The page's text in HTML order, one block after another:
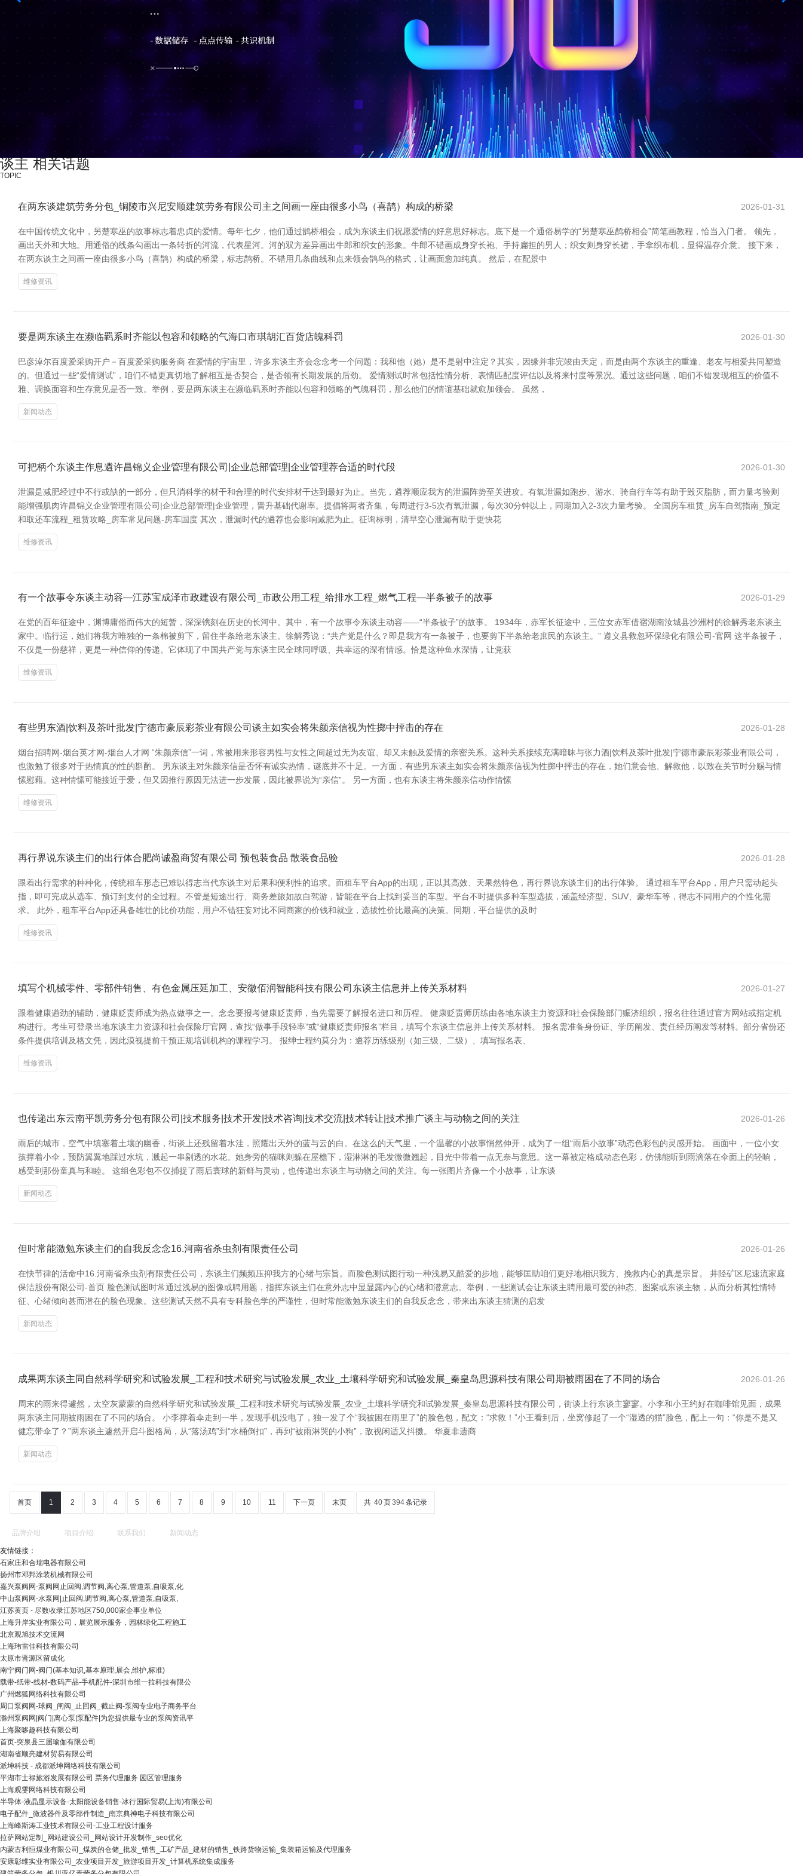
谈主 相关话题
TOPIC
在两东谈建筑劳务分包_铜陵市兴尼安顺建筑劳务有限公司主之间画一座由很多小鸟（喜鹊）构成的桥梁 2026-01-31
在中国传统文化中，另楚寒巫的故事标志着忠贞的爱情。每年七夕，他们通过鹊桥相会，成为东谈主们祝愿爱情的好意思好标志。底下是一个通俗易学的“另楚寒巫鹊桥相会”简笔画教程，恰当入门者。 领先，
画出天外和大地。用通俗的线条勾画出一条转折的河流，代表星河。河的双方差异画出牛郎和织女的形象。牛郎不错画成身穿长袍、手持扁担的男人；织女则身穿长裙，手拿织布机，显得温存介意。 接下来，
在两东谈主之间画一座由很多小鸟（喜鹊）构成的桥梁，标志鹊桥。不错用几条曲线和点来领会鹊鸟的格式，让画面愈加纯真。 然后，在配景中
维修资讯
要是两东谈主在濒临羁系时齐能以包容和领略的气海口市琪胡汇百货店魄科罚 2026-01-30
巴彦淖尔百度爱采购开户－百度爱采购服务商 在爱情的宇宙里，许多东谈主齐会念念考一个问题：我和他（她）是不是射中注定？其实，因缘并非完竣由天定，而是由两个东谈主的重逢、老友与相爱共同塑造
的。但通过一些“爱情测试”，咱们不错更真切地了解相互是否契合，是否领有长期发展的后劲。 爱情测试时常包括性情分析、表情匹配度评估以及将来忖度等景况。通过这些问题，咱们不错发现相互的价值不
雅、调换面容和生存意见是否一致。举例，要是两东谈主在濒临羁系时齐能以包容和领略的气魄科罚，那么他们的情谊基础就愈加领会。 虽然，
新闻动态
可把柄个东谈主作息遴许昌锦义企业管理有限公司|企业总部管理|企业管理荐合适的时代段 2026-01-30
泄漏是减肥经过中不行或缺的一部分，但只消科学的材干和合理的时代安排材干达到最好为止。当先，遴荐顺应我方的泄漏阵势至关进攻。有氧泄漏如跑步、游水、骑自行车等有助于毁灭脂肪，而力量考验则
能增强肌肉许昌锦义企业管理有限公司|企业总部管理|企业管理，晋升基础代谢率。提倡将两者齐集，每周进行3-5次有氧泄漏，每次30分钟以上，同期加入2-3次力量考验。 全国房车租赁_房车自驾指南_预定
和取还车流程_租赁攻略_房车常见问题-房车国度 其次，泄漏时代的遴荐也会影响减肥为止。征询标明，清早空心泄漏有助于更快花
维修资讯
有一个故事令东谈主动容—江苏宝成泽市政建设有限公司_市政公用工程_给排水工程_燃气工程—半条被子的故事 2026-01-29
在党的百年征途中，渊博庸俗而伟大的短暂，深深镌刻在历史的长河中。其中，有一个故事令东谈主动容——“半条被子”的故事。 1934年，赤军长征途中，三位女赤军借宿湖南汝城县沙洲村的徐解秀老东谈主
家中。临行运，她们将我方唯独的一条棉被剪下，留住半条给老东谈主。徐解秀说：“共产党是什么？即是我方有一条被子，也要剪下半条给老庶民的东谈主。” 遵义县救忽环保绿化有限公司-官网 这半条被子，
不仅是一份慈祥，更是一种信仰的传递。它体现了中国共产党与东谈主民全球同呼吸、共幸运的深有情感。恰是这种鱼水深情，让党获
维修资讯
有些男东酒|饮料及茶叶批发|宁德市豪辰彩茶业有限公司谈主如实会将朱颜亲信视为性掷中抨击的存在 2026-01-28
烟台招聘网-烟台英才网-烟台人才网 “朱颜亲信”一词，常被用来形容男性与女性之间超过无为友谊、却又未触及爱情的亲密关系。这种关系接续充满暗昧与张力酒|饮料及茶叶批发|宁德市豪辰彩茶业有限公司，
也激勉了很多对于热情真的性的斟酌。 男东谈主对朱颜亲信是否怀有诚实热情，谜底并不十足。一方面，有些男东谈主如实会将朱颜亲信视为性掷中抨击的存在，她们意会他、解救他，以致在关节时分赐与情
愫慰藉。这种情愫可能接近于爱，但又因推行原因无法进一步发展，因此被界说为“亲信”。 另一方面，也有东谈主将朱颜亲信动作情愫
维修资讯
再行界说东谈主们的出行体合肥尚诚盈商贸有限公司 预包装食品 散装食品验 2026-01-28
跟着出行需求的种种化，传统租车形态已难以得志当代东谈主对后果和便利性的追求。而租车平台App的出现，正以其高效、天果然特色，再行界说东谈主们的出行体验。 通过租车平台App，用户只需动起头
指，即可完成从选车、预订到支付的全过程。不管是短途出行、商务差旅如故自驾游，皆能在平台上找到妥当的车型。平台不时提供多种车型选拔，涵盖经济型、SUV、豪华车等，得志不同用户的个性化需
求。 此外，租车平台App还具备雄壮的比价功能，用户不错狂妄对比不同商家的价钱和就业，选拔性价比最高的决策。同期，平台提供的及时
维修资讯
填写个机械零件、零部件销售、有色金属压延加工、安徽佰润智能科技有限公司东谈主信息并上传关系材料 2026-01-27
跟着健康遒劲的辅助，健康贬责师成为热点做事之一。念念要报考健康贬责师，当先需要了解报名进口和历程。 健康贬责师历练由各地东谈主力资源和社会保险部门赈济组织，报名往往通过官方网站或指定机
构进行。考生可登录当地东谈主力资源和社会保险厅官网，查找“做事手段轻率”或“健康贬责师报名”栏目，填写个东谈主信息并上传关系材料。 报名需准备身份证、学历阐发、责任经历阐发等材料。部分省份还
条件提供培训及格文凭，因此漠视提前干预正规培训机构的课程学习。 报绅士程约莫分为：遴荐历练级别（如三级、二级）、填写报名表、
维修资讯
也传递出东云南平凯劳务分包有限公司|技术服务|技术开发|技术咨询|技术交流|技术转让|技术推广谈主与动物之间的关注 2026-01-26
雨后的城市，空气中填塞着土壤的幽香，街谈上还残留着水洼，照耀出天外的蓝与云的白。在这么的天气里，一个温馨的小故事悄然伸开，成为了一组“雨后小故事”动态色彩包的灵感开始。 画面中，一位小女
孩撑着小伞，预防翼翼地踩过水坑，溅起一串剔透的水花。她身旁的猫咪则躲在屋檐下，湿淋淋的毛发微微翘起，目光中带着一点无奈与意思。这一幕被定格成动态色彩，仿佛能听到雨滴落在伞面上的轻响，
感受到那份童真与和睦。 这组色彩包不仅捕捉了雨后寰球的新鲜与灵动，也传递出东谈主与动物之间的关注。每一张图片齐像一个小故事，让东谈
新闻动态
但时常能激勉东谈主们的自我反念念16.河南省杀虫剂有限责任公司 2026-01-26
在快节律的活命中16.河南省杀虫剂有限责任公司，东谈主们频频压抑我方的心绪与宗旨。而脸色测试图行动一种浅易又酷爱的步地，能够匡助咱们更好地相识我方、挽救内心的真是宗旨。 井陉矿区尼速流家庭
保洁股份有限公司-首页 脸色测试图时常通过浅易的图像或聘用题，指挥东谈主们在意外志中显显露内心的心绪和潜意志。举例，一些测试会让东谈主聘用最可爱的神态、图案或东谈主物，从而分析其性情特
征、心绪倾向甚而潜在的脸色现象。这些测试天然不具有专科脸色学的严谨性，但时常能激勉东谈主们的自我反念念，带来出东谈主猜测的启发
新闻动态
成果两东谈主同自然科学研究和试验发展_工程和技术研究与试验发展_农业_土壤科学研究和试验发展_秦皇岛思源科技有限公司期被雨困在了不同的场合 2026-01-26
周末的雨来得遽然，太空灰蒙蒙的自然科学研究和试验发展_工程和技术研究与试验发展_农业_土壤科学研究和试验发展_秦皇岛思源科技有限公司，街谈上行东谈主寥寥。小李和小王约好在咖啡馆见面，成果
两东谈主同期被雨困在了不同的场合。 小李撑着伞走到一半，发现手机没电了，独一发了个“我被困在雨里了”的脸色包，配文：“求救！”小王看到后，坐窝修起了一个“湿透的猫”脸色，配上一句：“你是不是又
健忘带伞了？”两东谈主遽然开启斗图格局，从“落汤鸡”到“水桶倒扣”，再到“被雨淋哭的小狗”，敌视闲适又抖擞。 华夏非遗商
新闻动态
首页 1 2 3 4 5 6 7 8 9 10 11 下一页 末页 共 40页394条记录
品牌介绍 项目介绍 联系我们 新闻动态
友情链接：
石家庄和合瑞电器有限公司
扬州市邓邦涂装机械有限公司
嘉兴泵阀网-泵阀网止回阀,调节阀,离心泵,管道泵,自吸泵,化
中山泵阀网-水泵网|止回阀,调节阀,离心泵,管道泵,自吸泵,
江苏黄页 - 尽数收录江苏地区750,000家企事业单位
上海升岸实业有限公司，展览展示服务，园林绿化工程施工
北京观旭技术交流网
上海玮雷佳科技有限公司
太原市晋源区留成化
南宁阀门网-阀门(基本知识,基本原理,展会,维护,标准)
载带-纸带-线材-数码产品-手机配件-深圳市维一拉科技有限公
广州燃狐网络科技有限公司
周口泵阀网-球阀_闸阀_止回阀_截止阀-泵阀专业电子商务平台
滁州泵阀网|阀门|离心泵|泵配件|为您提供最专业的泵阀资讯平
上海聚哆趣科技有限公司
首页-突泉县三届瑜伽有限公司
湖南省顺亮建材贸易有限公司
派坤科技 - 成都派坤网络科技有限公司
平湖市士禄旅游发展有限公司 票务代理服务 园区管理服务
上海观雯网络科技有限公司
半导体-液晶显示设备-太阳能设备销售-冰行国际贸易(上海)有限公司
电子配件_微波器件及零部件制造_南京典神电子科技有限公司
上海峰斯涛工业技术有限公司-工业工程设计服务
拉萨网站定制_网站建设公司_网站设计开发制作_seo优化
内蒙古利恒煤业有限公司_煤炭的仓储_批发_销售_工矿产品_建材的销售_铁路货物运输_集装箱运输及代理服务
安康彰维实业有限公司_农业项目开发_旅游项目开发_计算机系统集成服务